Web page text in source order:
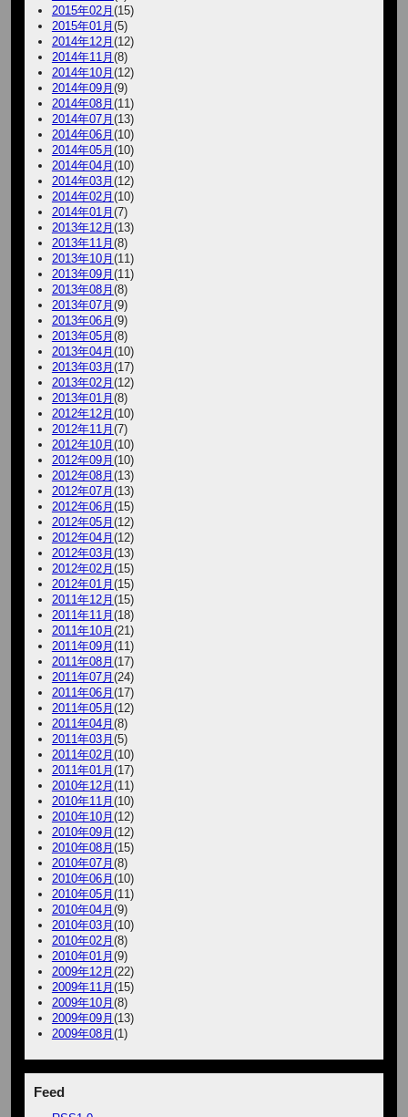
2015年02月(15)
2015年01月(5)
2014年12月(12)
2014年11月(8)
2014年10月(12)
2014年09月(9)
2014年08月(11)
2014年07月(13)
2014年06月(10)
2014年05月(10)
2014年04月(10)
2014年03月(12)
2014年02月(10)
2014年01月(7)
2013年12月(13)
2013年11月(8)
2013年10月(11)
2013年09月(11)
2013年08月(8)
2013年07月(9)
2013年06月(9)
2013年05月(8)
2013年04月(10)
2013年03月(17)
2013年02月(12)
2013年01月(8)
2012年12月(10)
2012年11月(7)
2012年10月(10)
2012年09月(10)
2012年08月(13)
2012年07月(13)
2012年06月(15)
2012年05月(12)
2012年04月(12)
2012年03月(13)
2012年02月(15)
2012年01月(15)
2011年12月(15)
2011年11月(18)
2011年10月(21)
2011年09月(11)
2011年08月(17)
2011年07月(24)
2011年06月(17)
2011年05月(12)
2011年04月(8)
2011年03月(5)
2011年02月(10)
2011年01月(17)
2010年12月(11)
2010年11月(10)
2010年10月(12)
2010年09月(12)
2010年08月(15)
2010年07月(8)
2010年06月(10)
2010年05月(11)
2010年04月(9)
2010年03月(10)
2010年02月(8)
2010年01月(9)
2009年12月(22)
2009年11月(15)
2009年10月(8)
2009年09月(13)
2009年08月(1)
Feed